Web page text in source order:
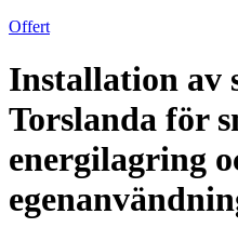
Offert
Installation av
Torslanda för
energilagring